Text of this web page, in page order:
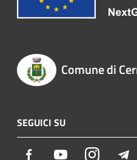
Comune di
SEGUICI SU
Facebook YoutubeInstagram